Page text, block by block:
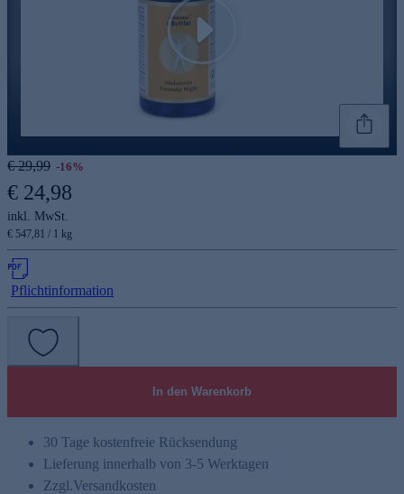
Play
€ 29,99 -16%
€ 24,98
inkl. MwSt.
€ 547,81 / 1 kg
Pflichtinformation
In den Warenkorb
30 Tage kostenfreie Rücksendung
Lieferung innerhalb von 3-5 Werktagen
Zzgl.Versandkosten